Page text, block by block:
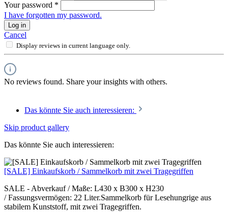
Your password *
I have forgotten my password.
Log in
Cancel
Display reviews in current language only.
No reviews found. Share your insights with others.
Das könnte Sie auch interessieren:
Skip product gallery
Das könnte Sie auch interessieren:
[SALE] Einkaufskorb / Sammelkorb mit zwei Tragegriffen
SALE - Abverkauf / Maße: L430 x B300 x H230
/ Fassungsvermögen: 22 Liter.Sammelkorb für Lesehungrige aus
stabilem Kunststoff, mit zwei Tragegriffen.